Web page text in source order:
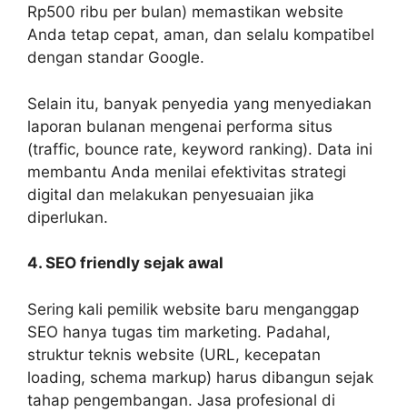
Rp500 ribu per bulan) memastikan website
Anda tetap cepat, aman, dan selalu kompatibel
dengan standar Google.
Selain itu, banyak penyedia yang menyediakan
laporan bulanan mengenai performa situs
(traffic, bounce rate, keyword ranking). Data ini
membantu Anda menilai efektivitas strategi
digital dan melakukan penyesuaian jika
diperlukan.
4. SEO friendly sejak awal
Sering kali pemilik website baru menganggap
SEO hanya tugas tim marketing. Padahal,
struktur teknis website (URL, kecepatan
loading, schema markup) harus dibangun sejak
tahap pengembangan. Jasa profesional di